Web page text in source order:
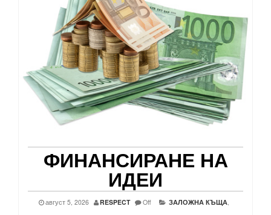
ФИНАНСИРАНЕ НА
ИДЕИ
август 5, 2026 RESPECT Off ЗАЛОЖНА КЪЩА